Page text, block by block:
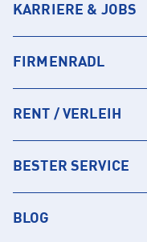
KARRIERE & JOBS
FIRMENRADL
RENT / VERLEIH
BESTER SERVICE
BLOG